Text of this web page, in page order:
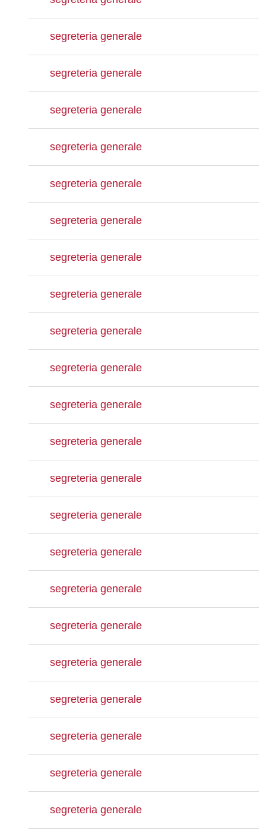
segreteria generale
segreteria generale
segreteria generale
segreteria generale
segreteria generale
segreteria generale
segreteria generale
segreteria generale
segreteria generale
segreteria generale
segreteria generale
segreteria generale
segreteria generale
segreteria generale
segreteria generale
segreteria generale
segreteria generale
segreteria generale
segreteria generale
segreteria generale
segreteria generale
segreteria generale